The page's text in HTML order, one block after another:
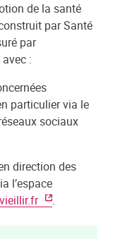
de la santé
par Santé
par
:
particulier via le
sociaux
direction des
l’espace
.